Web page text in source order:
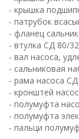
- крышка
- патрубок
- фланец
- втулка CД 80/
- вал насоса,
- сальниковая
- рама насоса
- кронштей
- полумуфта
- полумуфта
- пальци